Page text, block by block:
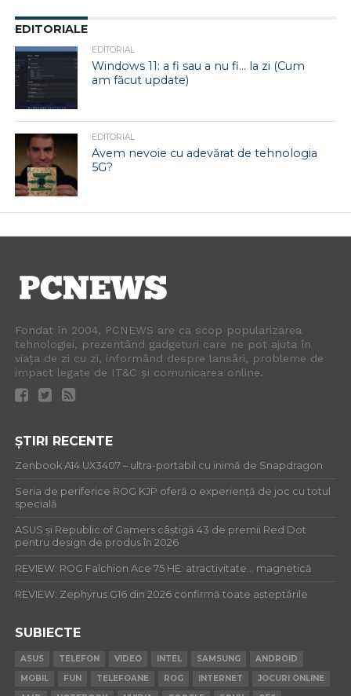
EDITORIALE
EDITORIAL
Windows 11: a fi sau a nu fi… la zi (Cum
am făcut update)
EDITORIAL
Avem nevoie cu adevărat de tehnologia
5G?
Fondat în 2004, PCNEWS are ca scop popularizarea
tehnologiei, prezentând gadgeturi care ne pot ajuta în
viața de zi cu zi, informând despre lansări, probleme de
impact legate de IT&C și comunicarea online.
ȘTIRI RECENTE
Zenbook A14 UX3407 – ultra-portabil cu inimă de Snapdragon
Seria de periferice ROG KJP oferă o experiență de joc cu totul
specială
ASUS și Republic of Gamers câștigă 43 de premii Red Dot
pentru design de produs în 2026
REVIEW: ROG Falchion Ace 75 HE: atractivitate… magnetică
REVIEW: Zephyrus G16 din 2026 confirmă toate așteptările
SUBIECTE
ASUS TELEFON VIDEO INTEL SAMSUNG
ANDROID
MOBIL
FUN TELEFOANE ROG INTERNET
JOCURI ONLINE